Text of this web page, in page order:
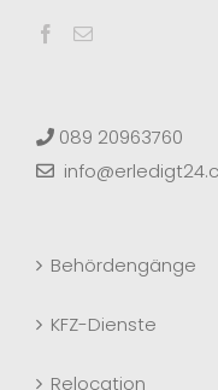
089 20963760
Behördengänge
KFZ-Dienste
Relocation